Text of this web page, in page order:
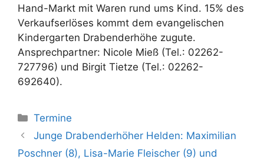
Hand-Markt mit Waren rund ums Kind. 15% des
Verkaufserlöses kommt dem evangelischen
Kindergarten Drabenderhöhe zugute.
Ansprechpartner: Nicole Mieß (Tel.: 02262-
727796) und Birgit Tietze (Tel.: 02262-
692640).
Kategorien
Termine
Junge Drabenderhöher Helden: Maximilian
Poschner (8), Lisa-Marie Fleischer (9) und